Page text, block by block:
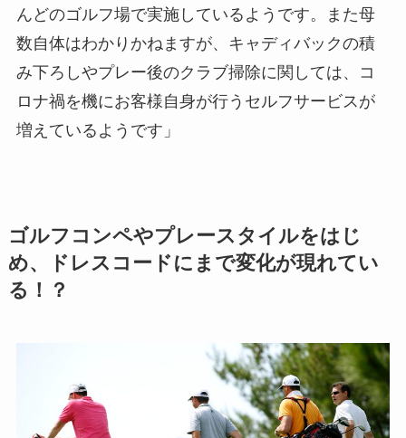
んどのゴルフ場で実施しているようです。また母
数自体はわかりかねますが、キャディバックの積
み下ろしやプレー後のクラブ掃除に関しては、コ
ロナ禍を機にお客様自身が行うセルフサービスが
増えているようです」
ゴルフコンペやプレースタイルをはじ
め、ドレスコードにまで変化が現れてい
る！？